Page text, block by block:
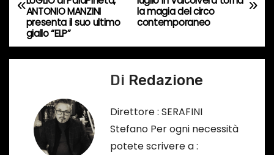
o
…
a
v
i
la magia del circo
contemporaneo
ANTONIO MANZINI
presenta il suo ultimo
giallo “ELP”
Di Redazione
Direttore : SERAFINI
Stefano Per ogni necessità
potete scrivere a :